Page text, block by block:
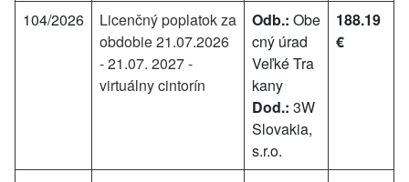
104/2026
Licenčný poplatok za
obdobie 21.07.2026
- 21.07. 2027 -
virtuálny cintorín
Odb.: Obe
cný úrad
Veľké Tra
kany
Dod.: 3W
Slovakia,
s.r.o.
188.19
€